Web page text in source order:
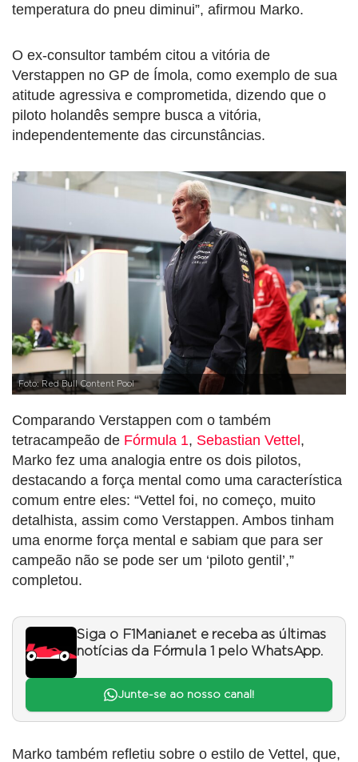
temperatura do pneu diminui”, afirmou Marko.
O ex-consultor também citou a vitória de
Verstappen no GP de Ímola, como exemplo de sua
atitude agressiva e comprometida, dizendo que o
piloto holandês sempre busca a vitória,
independentemente das circunstâncias.
Foto: Red Bull Content Pool
Comparando Verstappen com o também
tetracampeão de Fórmula 1, Sebastian Vettel,
Marko fez uma analogia entre os dois pilotos,
destacando a força mental como uma característica
comum entre eles: “Vettel foi, no começo, muito
detalhista, assim como Verstappen. Ambos tinham
uma enorme força mental e sabiam que para ser
campeão não se pode ser um ‘piloto gentil’,”
completou.
Siga o F1Mania.net e receba as últimas
notícias da Fórmula 1 pelo WhatsApp.
Junte-se ao nosso canal!
Marko também refletiu sobre o estilo de Vettel, que,